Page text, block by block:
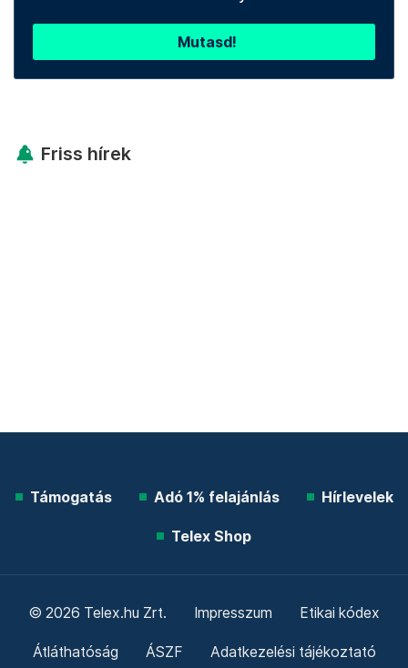
Mutasd!
Friss hírek
Támogatás Adó 1% felajánlás Hírlevelek
Telex Shop
© 2026 Telex.hu Zrt. Impresszum Etikai kódex
Átláthatóság ÁSZF Adatkezelési tájékoztató